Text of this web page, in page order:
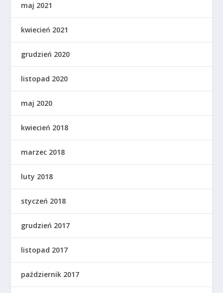
maj 2021
kwiecień 2021
grudzień 2020
listopad 2020
maj 2020
kwiecień 2018
marzec 2018
luty 2018
styczeń 2018
grudzień 2017
listopad 2017
październik 2017